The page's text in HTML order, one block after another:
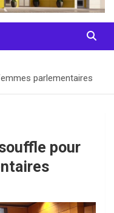
parlementaires
pour